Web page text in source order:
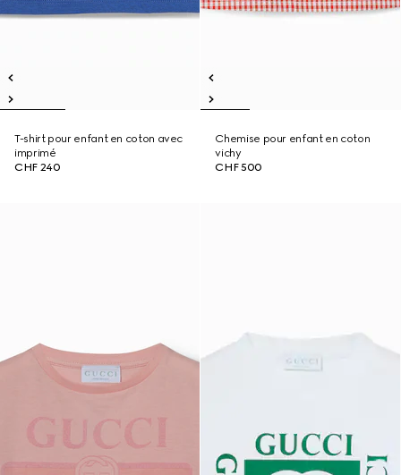
T-shirt pour enfant en coton avec
imprimé
CHF 240
Chemise pour enfant en coton
vichy
CHF 500